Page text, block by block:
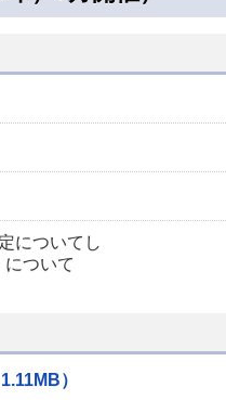
についてし
ついて
）